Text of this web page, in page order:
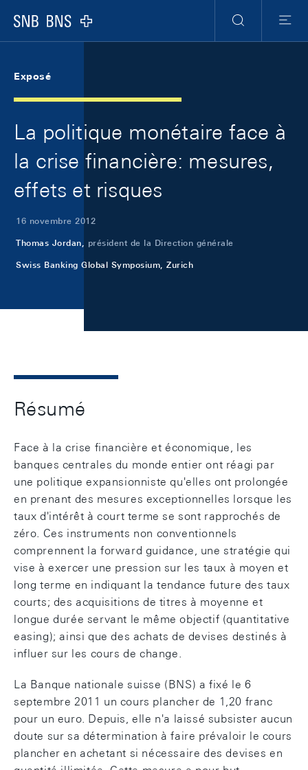
Logo
RechercheMenu
Exposé
La politique monétaire face à
la crise financière: mesures,
effets et risques
16 novembre 2012
Thomas Jordan, président de la Direction générale
Swiss Banking Global Symposium, Zurich
Résumé
Face à la crise financière et économique, les
banques centrales du monde entier ont réagi par
une politique expansionniste qu'elles ont prolongée
en prenant des mesures exceptionnelles lorsque les
taux d'intérêt à court terme se sont rapprochés de
zéro. Ces instruments non conventionnels
comprennent la forward guidance, une stratégie qui
vise à exercer une pression sur les taux à moyen et
long terme en indiquant la tendance future des taux
courts; des acquisitions de titres à moyenne et
longue durée servant le même objectif (quantitative
easing); ainsi que des achats de devises destinés à
influer sur les cours de change.
La Banque nationale suisse (BNS) a fixé le 6
septembre 2011 un cours plancher de 1,20 franc
pour un euro. Depuis, elle n'a laissé subsister aucun
doute sur sa détermination à faire prévaloir le cours
plancher en achetant si nécessaire des devises en